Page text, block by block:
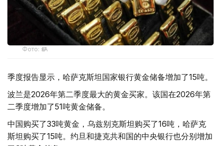
Фото: ӨзА
季度报告显示，哈萨克斯坦国家银行黄金储备增加了15吨。
波兰是2026年第二季度最大的黄金买家。该国在2026年第
二季度增加了51吨黄金储备。
中国购买了33吨黄金，乌兹别克斯坦购买了16吨，哈萨克
斯坦购买了15吨。约旦和捷克共和国的中央银行也分别增加